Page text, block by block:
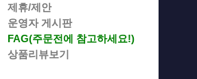
제휴/제안
운영자 게시판
FAG(주문전에 참고하세요!)
상품리뷰보기